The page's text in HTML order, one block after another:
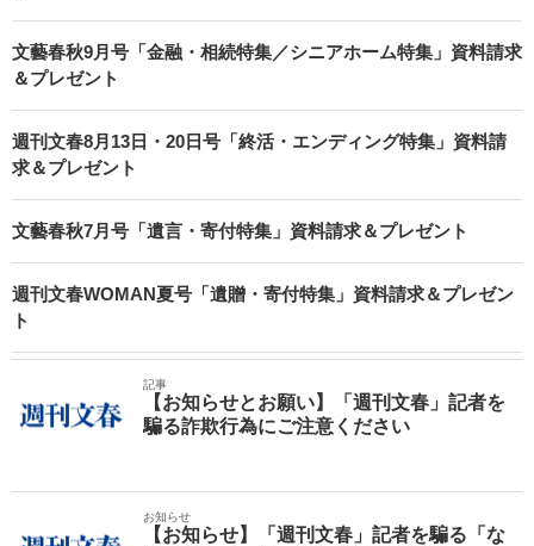
文藝春秋9月号「金融・相続特集／シニアホーム特集」資料請求
＆プレゼント
週刊文春8月13日・20日号「終活・エンディング特集」資料請
求＆プレゼント
文藝春秋7月号「遺言・寄付特集」資料請求＆プレゼント
週刊文春WOMAN夏号「遺贈・寄付特集」資料請求＆プレゼン
ト
記事
【お知らせとお願い】「週刊文春」記者を
騙る詐欺行為にご注意ください
お知らせ
【お知らせ】「週刊文春」記者を騙る「な